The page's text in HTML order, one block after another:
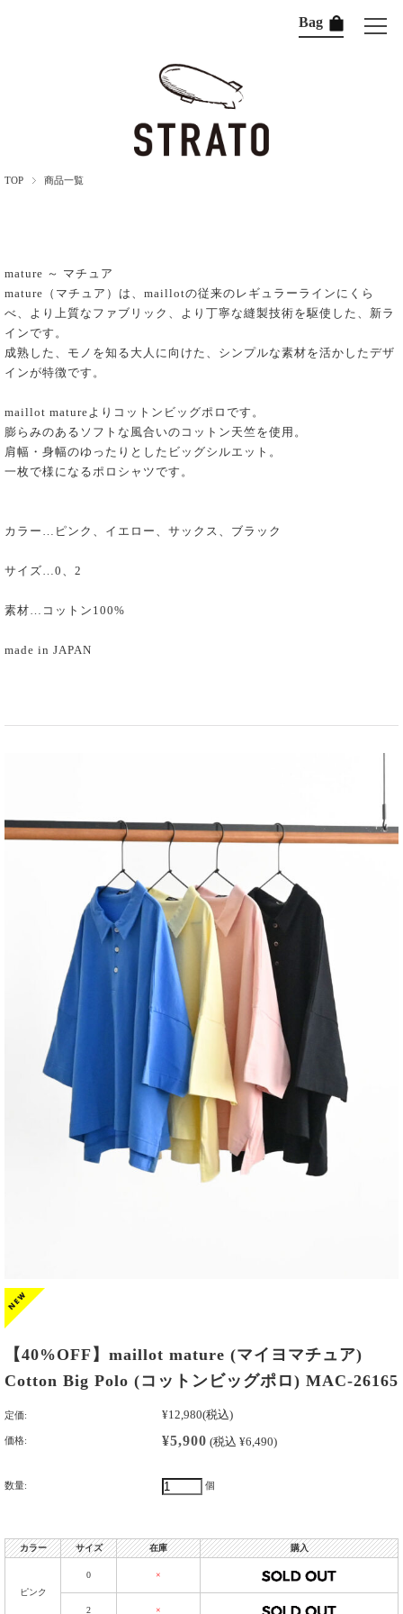
Bag
TOP 商品一覧
mature ～ マチュア
mature（マチュア）は、maillotの従来のレギュラーラインにくら
べ、より上質なファブリック、より丁寧な縫製技術を駆使した、新ラ
インです。
成熟した、モノを知る大人に向けた、シンプルな素材を活かしたデザ
インが特徴です。
maillot matureよりコットンビッグポロです。
膨らみのあるソフトな風合いのコットン天竺を使用。
肩幅・身幅のゆったりとしたビッグシルエット。
一枚で様になるポロシャツです。
カラー…ピンク、イエロー、サックス、ブラック
サイズ…0、2
素材…コットン100%
made in JAPAN
【40%OFF】maillot mature (マイヨマチュア)
Cotton Big Polo (コットンビッグポロ) MAC-26165
定価: ¥12,980(税込)
価格: ¥5,900 (税込 ¥6,490)
数量: 個
カラー サイズ 在庫 購入
ピンク
0 ×
2 ×